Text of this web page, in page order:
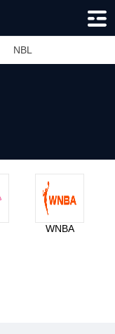
NBL
WNBA